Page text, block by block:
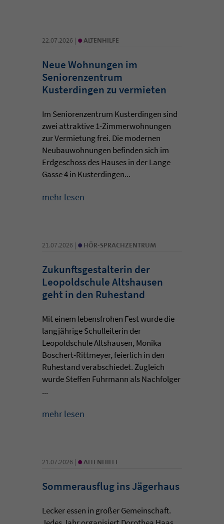
22.07.2026 | • ALTENHILFE
Neue Wohnungen im
Seniorenzentrum
Kusterdingen zu vermieten
Im Seniorenzentrum Kusterdingen sind
zwei attraktive 1-Zimmerwohnungen
zur Vermietung frei. Die modernen
Neubauwohnungen befinden sich im
Erdgeschoss des Hauses in der Lange
Gasse 4 in Kusterdingen...
mehr lesen
21.07.2026 | • HÖR-SPRACHZENTRUM
Zukunftsgestalterin der
Leopoldschule Altshausen
geht in den Ruhestand
Mit einem lebensfrohen Fest wurde die
langjährige Schulleiterin der
Leopoldschule Altshausen, Monika
Boschert-Rittmeyer, feierlich in den
Ruhestand verabschiedet. Zugleich
wurde Steffen Fuhrmann als Nachfolger
...
mehr lesen
21.07.2026 | • ALTENHILFE
Sommerausflug ins Jägerhaus
Lecker essen in großer Gemeinschaft.